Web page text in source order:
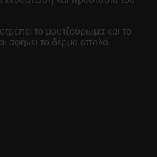
το μουτζούρωμα και το
αφήνει το δέρμα απαλό.